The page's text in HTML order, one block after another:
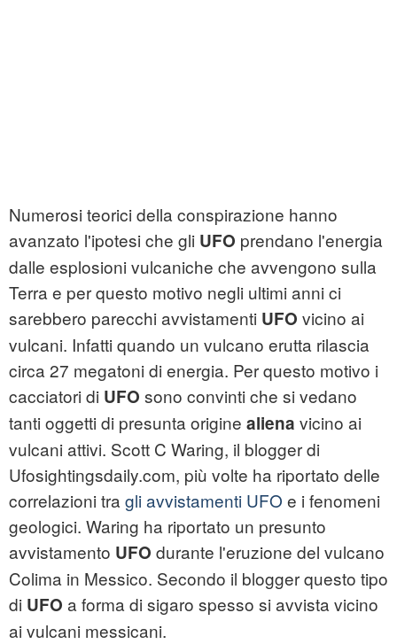
Numerosi teorici della conspirazione hanno
avanzato l'ipotesi che gli UFO prendano l'energia
dalle esplosioni vulcaniche che avvengono sulla
Terra e per questo motivo negli ultimi anni ci
sarebbero parecchi avvistamenti UFO vicino ai
vulcani. Infatti quando un vulcano erutta rilascia
circa 27 megatoni di energia. Per questo motivo i
cacciatori di UFO sono convinti che si vedano
tanti oggetti di presunta origine aliena vicino ai
vulcani attivi. Scott C Waring, il blogger di
Ufosightingsdaily.com, più volte ha riportato delle
correlazioni tra gli avvistamenti UFO e i fenomeni
geologici. Waring ha riportato un presunto
avvistamento UFO durante l'eruzione del vulcano
Colima in Messico. Secondo il blogger questo tipo
di UFO a forma di sigaro spesso si avvista vicino
ai vulcani messicani.